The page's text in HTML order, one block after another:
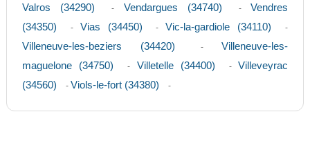
Valros (34290) - Vendargues (34740) - Vendres
(34350)
- Vias (34450) - Vic-la-gardiole (34110) -
Villeneuve-les-beziers (34420) - Villeneuve-les-
maguelone (34750)
- Villetelle (34400) - Villeveyrac
(34560)
- Viols-le-fort (34380) -